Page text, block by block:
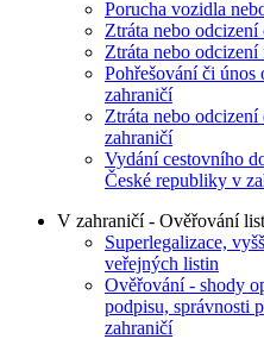
Porucha vozidla
Ztráta nebo
Ztráta nebo
Pohřešování či únos
zahraničí
Ztráta nebo
zahraničí
Vydání cestovního
České republiky v
V zahraničí - Ověřování
Superlegalizace,
veřejných listin
Ověřování - shody
podpisu, správnosti
zahraničí